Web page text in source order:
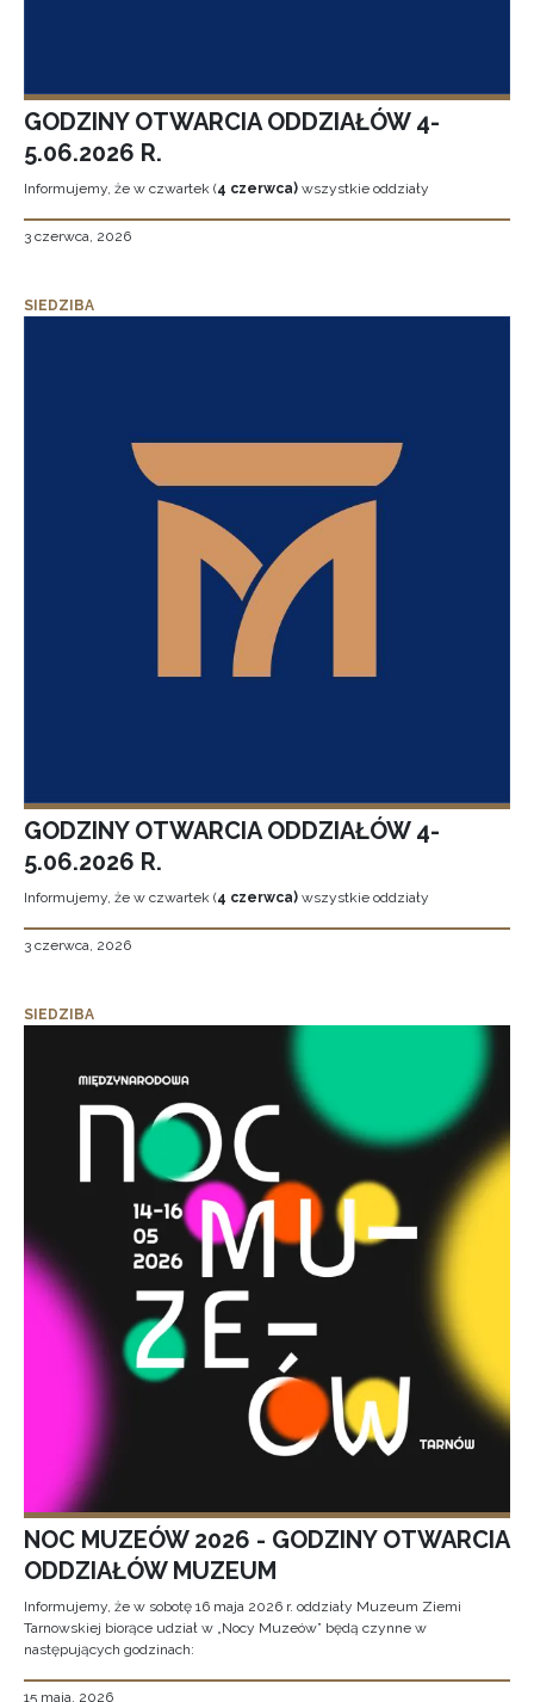
GODZINY OTWARCIA ODDZIAŁÓW 4-
5.06.2026 R.
Informujemy, że w czwartek (4 czerwca) wszystkie oddziały
3 czerwca, 2026
SIEDZIBA
GODZINY OTWARCIA ODDZIAŁÓW 4-
5.06.2026 R.
Informujemy, że w czwartek (4 czerwca) wszystkie oddziały
3 czerwca, 2026
SIEDZIBA
NOC MUZEÓW 2026 - GODZINY OTWARCIA
ODDZIAŁÓW MUZEUM
Informujemy, że w sobotę 16 maja 2026 r. oddziały Muzeum Ziemi
Tarnowskiej biorące udział w „Nocy Muzeów” będą czynne w
następujących godzinach:
15 maja, 2026